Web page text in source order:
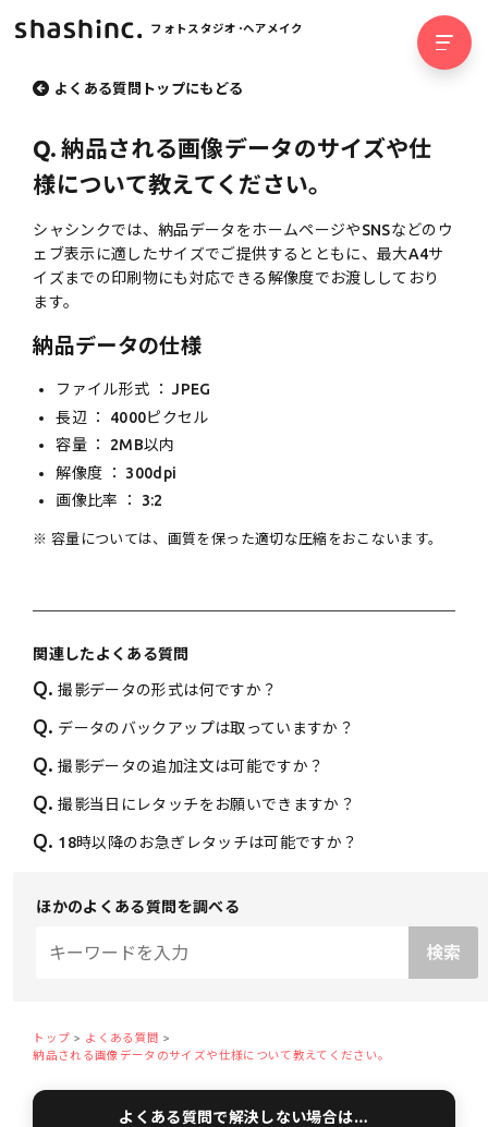
フォトスタジオ･ヘアメイク
よくある質問トップにもどる
Q. 納品される画像データのサイズや仕
様について教えてください。
シャシンクでは、納品データをホームページやSNSなどのウ
ェブ表示に適したサイズでご提供するとともに、最大A4サ
イズまでの印刷物にも対応できる解像度でお渡ししており
ます。
納品データの仕様
ファイル形式 ： JPEG
長辺 ： 4000ピクセル
容量 ： 2MB以内
解像度 ： 300dpi
画像比率 ： 3:2
※ 容量については、画質を保った適切な圧縮をおこないます。
関連したよくある質問
Q. 撮影データの形式は何ですか？
Q. データのバックアップは取っていますか？
Q. 撮影データの追加注文は可能ですか？
Q. 撮影当日にレタッチをお願いできますか？
Q. 18時以降のお急ぎレタッチは可能ですか？
ほかのよくある質問を調べる
トップ
よくある質問
納品される画像データのサイズや仕様について教えてください。
よくある質問で解決しない場合は…